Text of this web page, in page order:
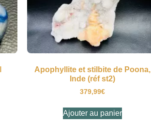
Apophyllite et stilbite de Poona,
Inde (réf st2)
379,99€
Ajouter au panier